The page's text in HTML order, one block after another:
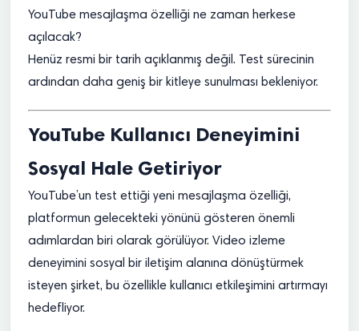
YouTube mesajlaşma özelliği ne zaman herkese
açılacak?
Henüz resmi bir tarih açıklanmış değil. Test sürecinin
ardından daha geniş bir kitleye sunulması bekleniyor.
YouTube Kullanıcı Deneyimini
Sosyal Hale Getiriyor
YouTube’un test ettiği yeni mesajlaşma özelliği,
platformun gelecekteki yönünü gösteren önemli
adımlardan biri olarak görülüyor. Video izleme
deneyimini sosyal bir iletişim alanına dönüştürmek
isteyen şirket, bu özellikle kullanıcı etkileşimini artırmayı
hedefliyor.